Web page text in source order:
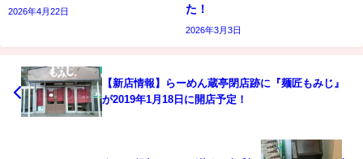
2026年4月22日
た！
2026年3月3日
【新店情報】らーめん蔵亭閉店跡に『麺匠もみじ』
が2019年1月18日に開店予定！